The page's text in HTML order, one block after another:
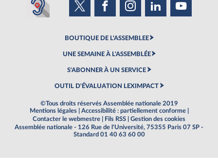
BOUTIQUE DE L'ASSEMBLEE
UNE SEMAINE À L'ASSEMBLÉE
S'ABONNER À UN SERVICE
OUTIL D'ÉVALUATION LEXIMPACT
©Tous droits réservés Assemblée nationale 2019
Mentions légales
Accessibilité : partiellement conforme
Contacter le webmestre
Fils RSS
Gestion des cookies
Assemblée nationale - 126 Rue de l'Université, 75355 Paris 07 SP -
Standard 01 40 63 60 00